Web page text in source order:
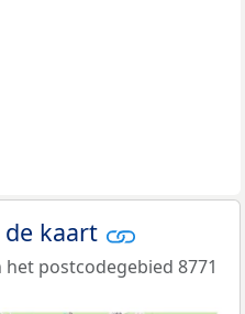
de kaart
postcodegebied 8771